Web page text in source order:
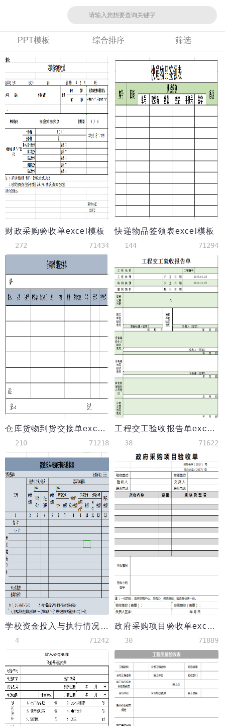
PPT模板 综合排序 筛选
财政采购验收单excel模板
272 71434
快递物品签领表excel模板
144 71294
仓库货物到货交接单excel模板
210 71218
工程交工验收报告单excel模板
38 71622
学校资金投入与执行情况验收表excel模板
4 71242
政府采购项目验收单excel模板
30 71889